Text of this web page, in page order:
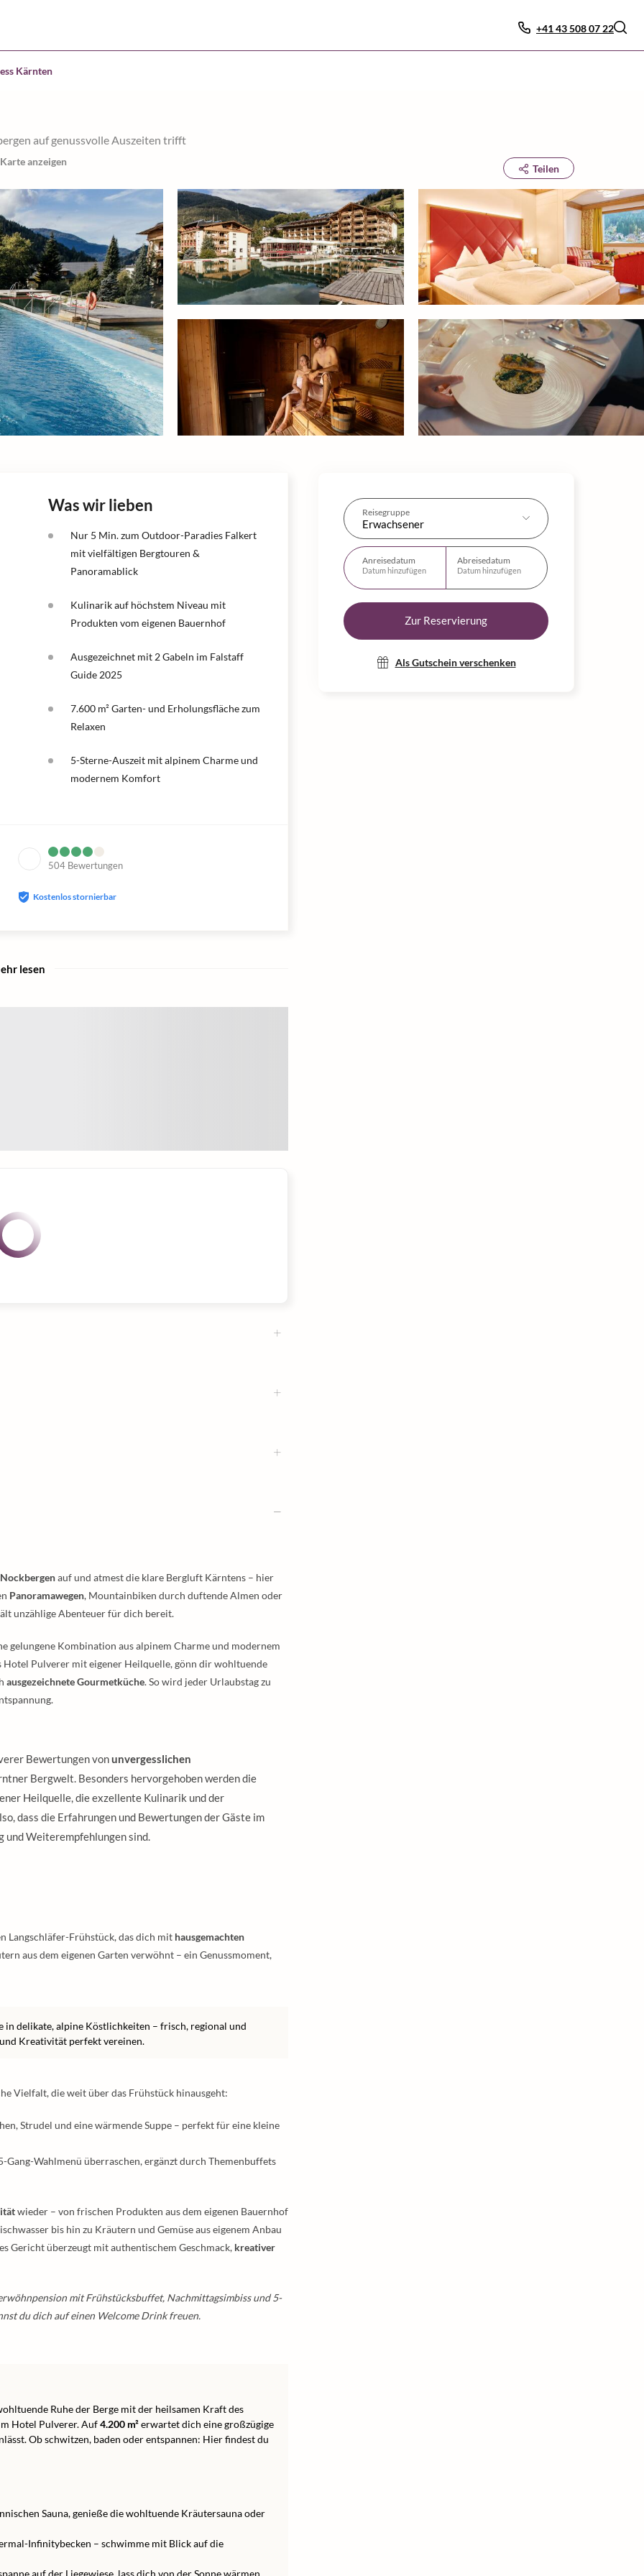
+41 43 508 07 22
Kärnten
auf genussvolle Auszeiten trifft
anzeigen
Teilen
Reisegruppe
Erwachsener
Anreisedatum
Datum hinzufügen
Abreisedatum
Datum hinzufügen
Zur Reservierung
Als Gutschein verschenken
Was wir lieben
Nur 5 Min. zum Outdoor-Paradies Falkert
mit vielfältigen Bergtouren &
Panoramablick
Kulinarik auf höchstem Niveau mit
Produkten vom eigenen Bauernhof
Ausgezeichnet mit 2 Gabeln im Falstaff
Guide 2025
7.600 m² Garten- und Erholungsfläche zum
Relaxen
5-Sterne-Auszeit mit alpinem Charme und
modernem Komfort
504 Bewertungen
Kostenlos stornierbar
lesen
auf und atmest die klare Bergluft Kärntens – hier
Panoramawegen, Mountainbiken durch duftende Almen oder
unzählige Abenteuer für dich bereit.
gelungene Kombination aus alpinem Charme und modernem
Hotel Pulverer mit eigener Heilquelle, gönn dir wohltuende
ausgezeichnete Gourmetküche. So wird jeder Urlaubstag zu
Bewertungen vonunvergesslichen
Bergwelt. Besonders hervorgehoben werden die
Heilquelle, die exzellente Kulinarik und der
dass die Erfahrungen und Bewertungen der Gäste im
Weiterempfehlungen sind.
Langschläfer-Frühstück, das dich mit hausgemachten
aus dem eigenen Garten verwöhnt – ein Genussmoment,
delikate, alpine Köstlichkeiten – frisch, regional und
Kreativität perfekt vereinen.
Vielfalt, die weit über das Frühstück hinausgeht:
Strudel und eine wärmende Suppe – perfekt für eine kleine
Gang-Wahlmenü überraschen, ergänzt durch Themenbuffets
wieder – von frischen Produkten aus dem eigenen Bauernhof
bis hin zu Kräutern und Gemüse aus eigenem Anbau
Gericht überzeugt mit authentischem Geschmack, kreativer
mit Frühstücksbuffet, Nachmittagsimbiss und 5-
du dich auf einen Welcome Drink freuen.
Ruhe der Berge mit der heilsamen Kraft des
Hotel Pulverer. Auf4.200 m²erwartet dich eine großzügige
Ob schwitzen, baden oder entspannen: Hier findest du
Sauna, genieße die wohltuende Kräutersauna oder
Infinitybecken – schwimme mit Blick auf die
auf der Liegewiese, lass dich von der Sonne wärmen